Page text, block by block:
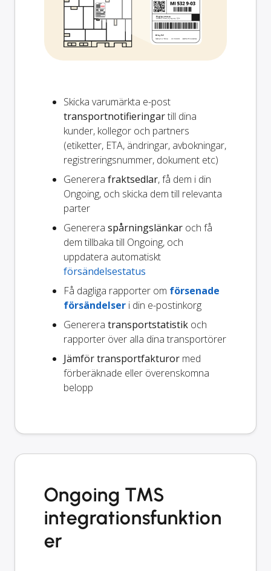
Skicka varumärkta e-post
transportnotifieringartill dina
kunder, kollegor och partners
(etiketter, ETA, ändringar, avbokningar,
registreringsnummer, dokument etc)
Generera fraktsedlar, få dem i din
Ongoing, och skicka dem till relevanta
parter
Generera spårningslänkar och få
dem tillbaka till Ongoing, och
uppdatera automatiskt
försändelsestatus
Få dagliga rapporter om försenade
försändelser i din e-postinkorg
Generera transportstatistik och
rapporter över alla dina transportörer
Jämför transportfakturor med
förberäknade eller överenskomna
belopp
Ongoing TMS
integrationsfunktion
er